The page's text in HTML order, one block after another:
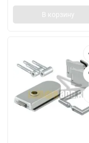
В корзину